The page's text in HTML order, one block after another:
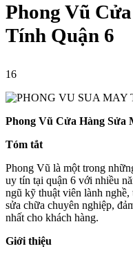
Phong Vũ
Tính Quận 6
16
Phong Vũ Cửa Hàng Sửa
Tóm tắt
Phong Vũ là một trong
uy tín tại quận 6 với nhiều
ngũ kỹ thuật viên lành
sửa chữa chuyên nghiệp,
nhất cho khách hàng.
Giới thiệu